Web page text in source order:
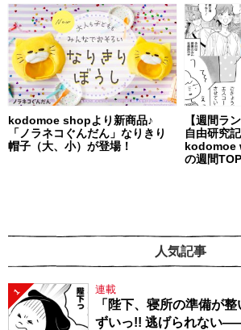
kodomoe shopより新商品♪
「ノラネコぐんだん」なりきり
帽子（大、小）が登場！
【週間ラ
自由研究
kodomoe
の週間
人気記事
1 連載
「陛下、寝所の準備が
ずいっ!! 逃げられない